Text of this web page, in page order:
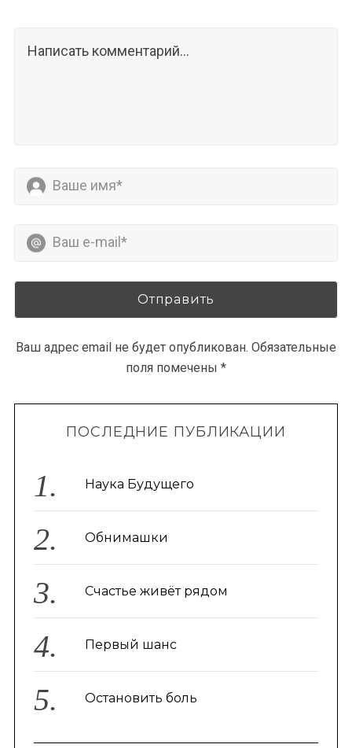
Ваш адрес email не будет опубликован. Обязательные
поля помечены *
ПОСЛЕДНИЕ ПУБЛИКАЦИИ
Наука Будущего
Обнимашки
Счастье живёт рядом
Первый шанс
Остановить боль